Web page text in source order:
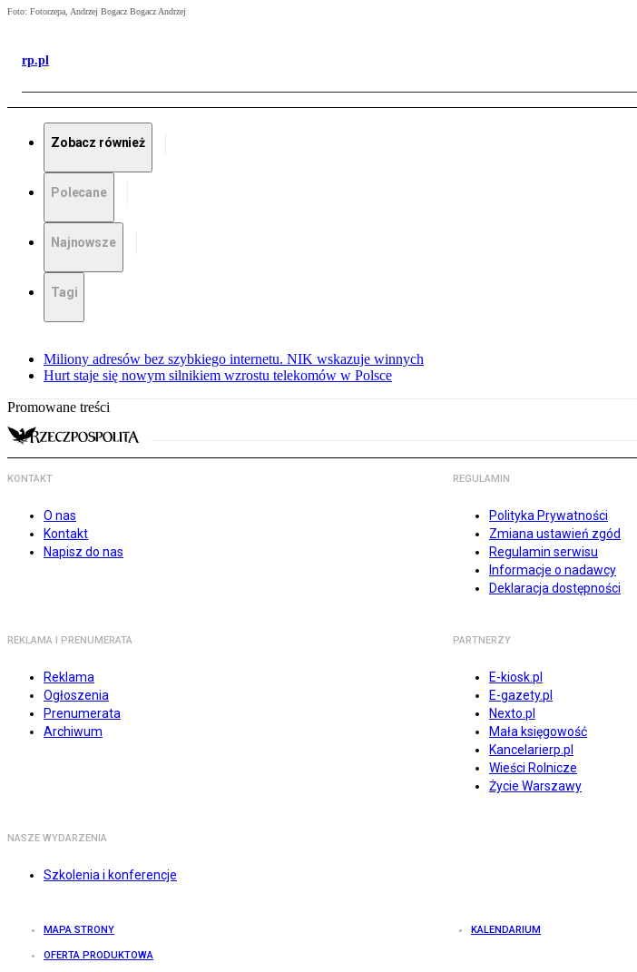
Foto: Fotorzepa, Andrzej Bogacz Bogacz Andrzej
rp.pl
Zobacz również
Polecane
Najnowsze
Tagi
Miliony adresów bez szybkiego internetu. NIK wskazuje winnych
Hurt staje się nowym silnikiem wzrostu telekomów w Polsce
Promowane treści
KONTAKT
O nas
Kontakt
Napisz do nas
REGULAMIN
Polityka Prywatności
Zmiana ustawień zgód
Regulamin serwisu
Informacje o nadawcy
Deklaracja dostępności
REKLAMA I PRENUMERATA
Reklama
Ogłoszenia
Prenumerata
Archiwum
PARTNERZY
E-kiosk.pl
E-gazety.pl
Nexto.pl
Mała księgowość
Kancelarierp.pl
Wieści Rolnicze
Życie Warszawy
NASZE WYDARZENIA
Szkolenia i konferencje
MAPA STRONY KALENDARIUM
OFERTA PRODUKTOWA